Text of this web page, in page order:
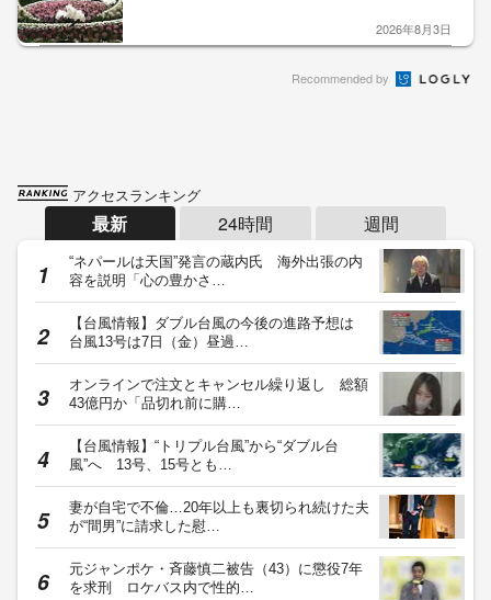
2026年8月3日
Recommended by
アクセスランキング
最新 24時間 週間
“ネパールは天国”発言の蔵内氏 海外出張の内
容を説明「心の豊かさ…
【台風情報】ダブル台風の今後の進路予想は
台風13号は7日（金）昼過…
オンラインで注文とキャンセル繰り返し 総額
43億円か「品切れ前に購…
【台風情報】“トリプル台風”から“ダブル台
風”へ 13号、15号とも…
妻が自宅で不倫…20年以上も裏切られ続けた夫
が“間男”に請求した慰…
元ジャンポケ・斉藤慎二被告（43）に懲役7年
を求刑 ロケバス内で性的…